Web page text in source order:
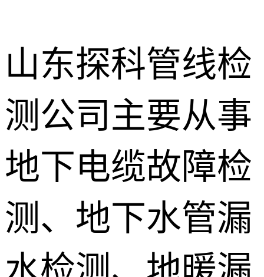
山东探科管线检
测公司主要从事
地下电缆故障检
测、地下水管漏
地下暗管漏
水检测
卫生间渗漏
水检测
地暖漏水检
测
壁挂炉维修
防水补漏